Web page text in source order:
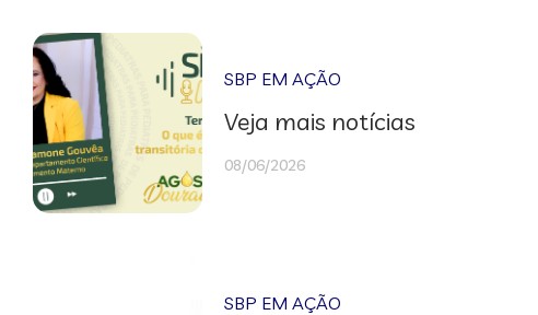
SBP EM AÇÃO
Veja mais notícias
08/06/2026
SBP EM AÇÃO